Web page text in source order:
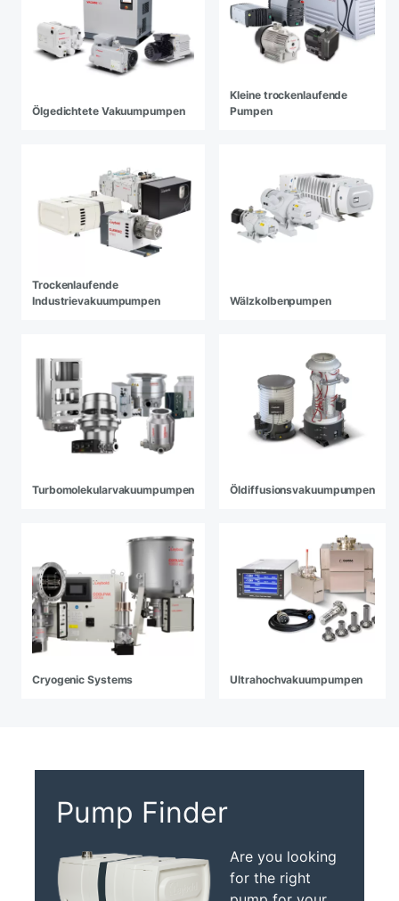
Ölgedichtete Vakuumpumpen
Kleine trockenlaufende
Pumpen
Trockenlaufende
Industrievakuumpumpen
Wälzkolbenpumpen
Turbomolekularvakuumpumpen Öldiffusionsvakuumpumpen
Cryogenic Systems Ultrahochvakuumpumpen